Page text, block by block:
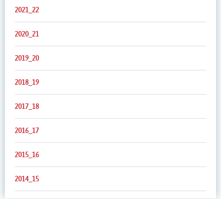
2021_22
2020_21
2019_20
2018_19
2017_18
2016_17
2015_16
2014_15